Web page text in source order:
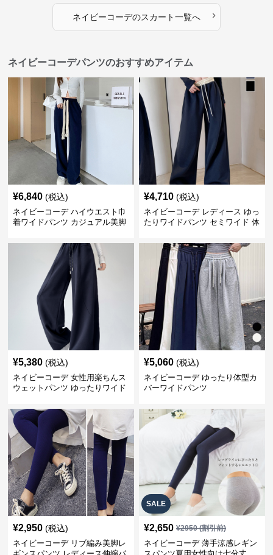
ネイビーコーデのスカート一覧へ ›
ネイビーコーデパンツのおすすめアイテム
¥6,840 (税込)
ネイビーコーデ ハイウエスト巾
着ワイドパンツ カジュアル美脚
¥4,710 (税込)
ネイビーコーデ レディース ゆっ
たりワイドパンツ セミワイド 体
¥5,380 (税込)
ネイビーコーデ 女性用楽ちんス
ウェットパンツ ゆったりワイド
¥5,060 (税込)
ネイビーコーデ ゆったり体型カ
バーワイドパンツ
¥2,950 (税込)
ネイビーコーデ リブ編み美脚レ
SALE
¥2,650 ¥2950(割引前)
ネイビーコーデ 薄手涼感レギン